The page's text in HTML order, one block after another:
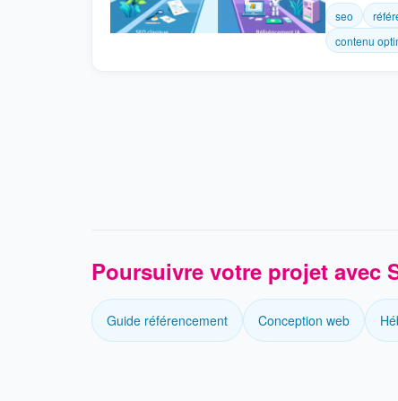
seo
contenu
Poursuivre votre projet avec
Guide référencement Conception web